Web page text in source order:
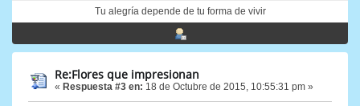
Tu alegría depende de tu forma de vivir
Re:Flores que impresionan
« Respuesta #3 en: 18 de Octubre de 2015, 10:55:31 pm »